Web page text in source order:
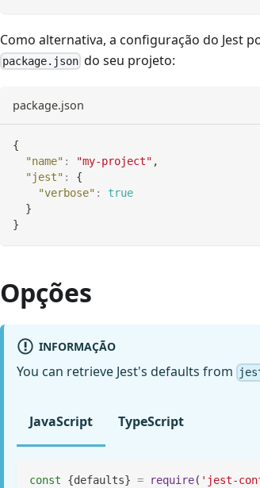
Como alternativa, a configuração do Jest
package.json do seu projeto:
package.json
{
"name" : "my-project" ,
"jest" :
{
"verbose" :
true
}
}
Opções
INFORMAÇÃO
You can retrieve Jest's defaults from
JavaScript TypeScript
const {defaults} = require( 'jest-